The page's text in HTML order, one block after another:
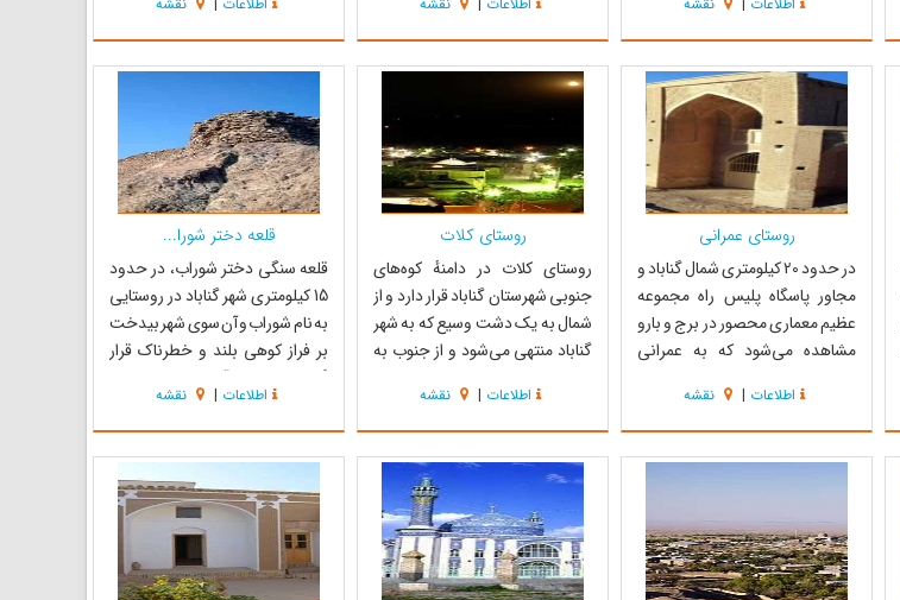
است و سه طرف آن کوه مرتفع قرار
گرفته و مشتمل بر درخت‌های تنومند
و هوای سرد و منظره و آبشاری زیبا
است که حدود 6 متر ارتفاع دارد. د...
روستا حدود یک سوم اراضی به
کاشت درخت و دو سوم بقیه به
زعفران و سایر محصولات دانه‌ای
اختصاص دارد و این محل دارای پنج
قنات اصلی...
تابستان‌های گرم و زمستانی‌های
سرد است . آثار تاریخی روستا مانند
دو برج دیده‌بانی، آب انبار، عمارت
آرام...
روستای عمرانی
در حدود 20 کیلومتری شمال گناباد و
مجاور پاسگاه پلیس راه مجموعه
عظیم معماری محصور در برج و بارو
مشاهده می‌شود که به عمرانی
سال پیش مسکونی و آباد بوده در
حال حاضر هم بافت قدیمی و
تاریخی خود را کاملا حفظ نموده و
اطلاعات | نقشه
روستای کلات
روستای کلات در دامنهٔ کوه‌های
جنوبی شهرستان گناباد قرار دارد و از
شمال به یک دشت وسیع که به شهر
گناباد منتهی می‌شود و از جنوب به
روستای باغستان علیا از توابع
فردوس منتهی می‌شود و از غرب به
روستای سقی و از شرق با روستاهای
فخ، دیسفان و شهر کاخک همجوار
است. کلا...
اطلاعات | نقشه
قلعه دختر شورا...
قلعه سنگی دختر شوراب، در حدود
15 کیلومتری شهر گناباد در روستایی
به نام شوراب و آن سوی شهر بیدخت
بر فراز کوهی بلند و خطرناک قرار
گرفته است. زیر آن باغی با نام کلاته
که از آن پسران صحرایی است واقع
شده. که امروزه دیگر قناتش آب
زیادی ندارد. پس از رسیدن به کلاته
بالا رفتن از کوه سخت است و ...
اطلاعات | نقشه